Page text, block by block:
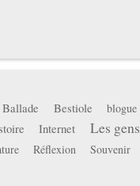
Ballade Bestiole blogue
Internet Les gens
Réflexion Souvenir